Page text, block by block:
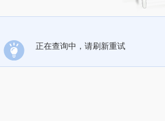
正在查询中，请刷新重试